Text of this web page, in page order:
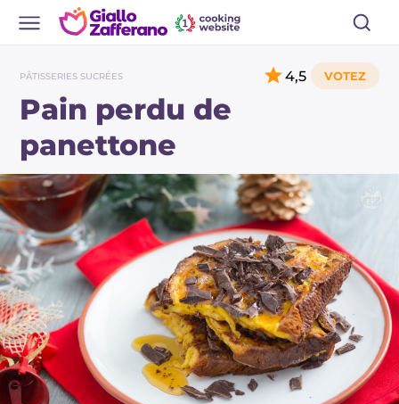
PÂTISSERIES SUCRÉES
Pain perdu de
panettone
4,5